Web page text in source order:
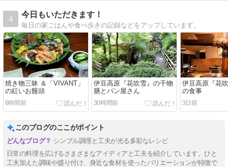
4
今日もいただきます！
毎日の家ごはんや食べ歩きの記録などをアップしています。
焼き物三昧 ＆「VIVANT」
の紅いお饅頭
6時間前
伊豆高原『花吹雪』の干物
膳とパン屋さん
30時間前
伊豆高原『花
の食事
3日前
このブログのここがポイント
シンプル調理と工夫が光る多彩なレシピ
日常の料理を広げるさまざまなアイディアと工夫を紹介しています。ひと
工夫加えた調味や盛り付け、身近な食材を使ったバリエーションが特徴で